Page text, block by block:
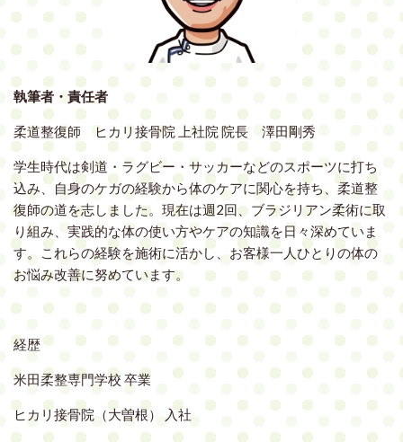
執筆者・責任者
柔道整復師 ヒカリ接骨院 上社院 院長 澤田剛秀
学生時代は剣道・ラグビー・サッカーなどのスポーツに打ち
込み、自身のケガの経験から体のケアに関心を持ち、柔道整
復師の道を志しました。現在は週2回、ブラジリアン柔術に取
り組み、実践的な体の使い方やケアの知識を日々深めていま
す。これらの経験を施術に活かし、お客様一人ひとりの体の
お悩み改善に努めています。
経歴
米田柔整専門学校 卒業
ヒカリ接骨院（大曽根） 入社